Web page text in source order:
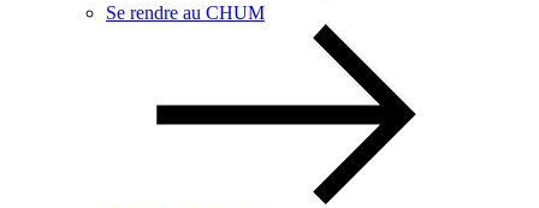
Se rendre au CHUM